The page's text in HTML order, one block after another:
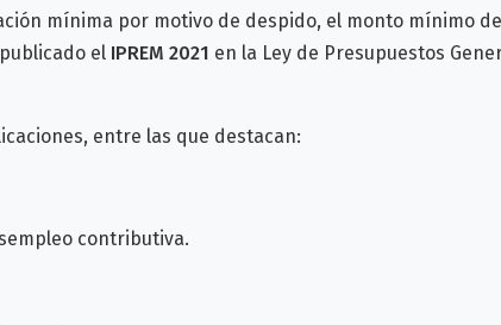
mínima por motivo de despido, el monto mínimo
el IPREM 2021 en la Ley de Presupuestos
entre las que destacan:
contributiva.